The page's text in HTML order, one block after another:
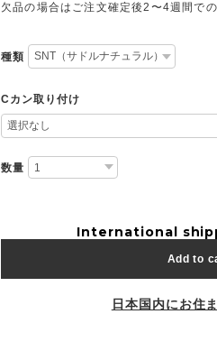
欠品の場合はご注文確定後2〜4週間で
種類
Cカン取り付け
数量
International
Add to
日本国内にお住